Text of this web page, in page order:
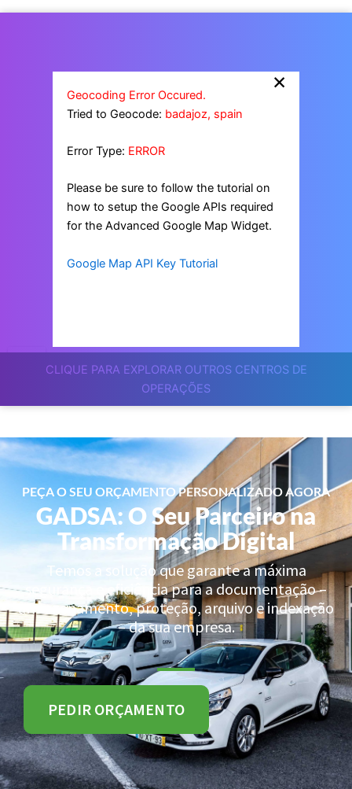
CLIQUE PARA EXPLORAR OUTROS CENTROS DE
OPERAÇÕES
×
Geocoding Error Occured.
Tried to Geocode: badajoz, spain
Error Type: ERROR
Please be sure to follow the tutorial on
how to setup the Google APIs required
for the Advanced Google Map Widget.
Google Map API Key Tutorial
PEÇA O SEU ORÇAMENTO PERSONALIZADO AGORA
GADSA: O Seu Parceiro na
Transformação Digital
Temos a solução que garante a máxima
segurança e eficiência para a documentação –
armazenamento, proteção, arquivo e indexação
– da sua empresa.
PEDIR ORÇAMENTO